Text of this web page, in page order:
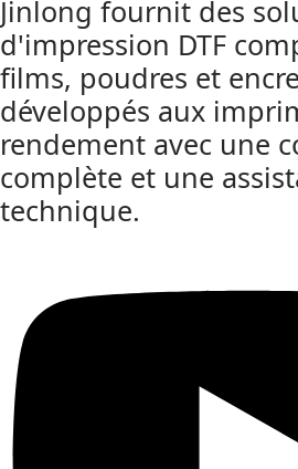
Jinlong fournit des
d'impression DTF
films, poudres et
développés aux
rendement avec une
complète et une
technique.